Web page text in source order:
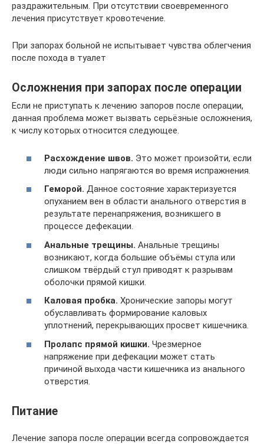
раздражительным. При отсутствии своевременного
лечения присутствует кровотечение.
При запорах больной не испытывает чувства облегчения
после похода в туалет
Осложнения при запорах после операции
Если не приступать к лечению запоров после операции,
данная проблема может вызвать серьёзные осложнения,
к числу которых относится следующее.
Расхождение швов. Это может произойти, если
люди сильно напрягаются во время испражнения.
Геморой. Данное состояние характеризуется
опуханием вен в области анального отверстия в
результате перенапряжения, возникшего в
процессе дефекации.
Анальные трещины. Анальные трещины
возникают, когда большие объёмы стула или
слишком твёрдый стул приводят к разрывам
оболочки прямой кишки.
Каловая пробка. Хронические запоры могут
обуславливать формирование каловых
уплотнений, перекрывающих просвет кишечника.
Пролапс прямой кишки. Чрезмерное
напряжение при дефекации может стать
причиной выхода части кишечника из анального
отверстия.
Питание
Лечение запора после операции всегда сопровождается